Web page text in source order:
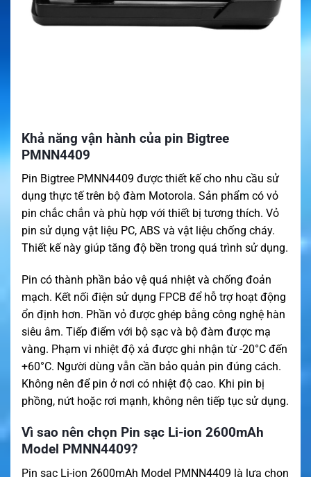
Khả năng vận hành của pin Bigtree
PMNN4409
Pin Bigtree PMNN4409 được thiết kế cho nhu cầu sử
dụng thực tế trên bộ đàm Motorola. Sản phẩm có vỏ
pin chắc chắn và phù hợp với thiết bị tương thích. Vỏ
pin sử dụng vật liệu PC, ABS và vật liệu chống cháy.
Thiết kế này giúp tăng độ bền trong quá trình sử dụng.
Pin có thành phần bảo vệ quá nhiệt và chống đoản
mạch. Kết nối điện sử dụng FPCB để hỗ trợ hoạt động
ổn định hơn. Phần vỏ được ghép bằng công nghệ hàn
siêu âm. Tiếp điểm với bộ sạc và bộ đàm được mạ
vàng. Phạm vi nhiệt độ xả được ghi nhận từ -20°C đến
+60°C. Người dùng vẫn cần bảo quản pin đúng cách.
Không nên để pin ở nơi có nhiệt độ cao. Khi pin bị
phồng, nứt hoặc rơi mạnh, không nên tiếp tục sử dụng.
Vì sao nên chọn Pin sạc Li-ion 2600mAh
Model PMNN4409?
Pin sạc Li-ion 2600mAh Model PMNN4409 là lựa chọn